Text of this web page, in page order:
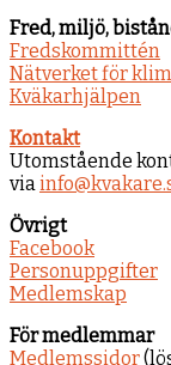
Fred, miljö,
Fredskommittén
Nätverket för
Kväkarhjälpen
Kontakt
Utomstående
via
Övrigt
Facebook
Personuppgifter
Medlemskap
För medlemmar
Medlemssidor